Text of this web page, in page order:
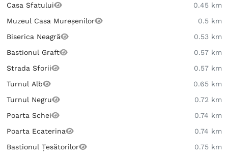
Casa Sfatului
0.45 km
Muzeul Casa Mureșenilor
0.5 km
Biserica Neagră
0.53 km
Bastionul Graft
0.57 km
Strada Sforii
0.57 km
Turnul Alb
0.65 km
Turnul Negru
0.72 km
Poarta Schei
0.74 km
Poarta Ecaterina
0.74 km
Bastionul Țesătorilor
0.75 km